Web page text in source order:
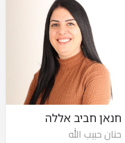
חנאן חביב אללה
حنان حبيب الله